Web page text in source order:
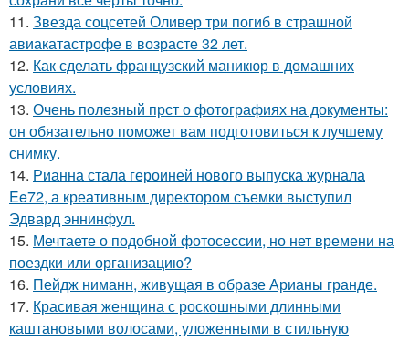
11. Звезда соцсетей Оливер три погиб в страшной
авиакатастрофе в возрасте 32 лет.
12. Как сделать французский маникюр в домашних
условиях.
13. Очень полезный прст о фотографиях на документы:
он обязательно поможет вам подготовиться к лучшему
снимку.
14. Рианна стала героиней нового выпуска журнала
Ee72, а креативным директором съемки выступил
Эдвард эннинфул.
15. Мечтаете о подобной фотосессии, но нет времени на
поездки или организацию?
16. Пейдж ниманн, живущая в образе Арианы гранде.
17. Красивая женщина с роскошными длинными
каштановыми волосами, уложенными в стильную